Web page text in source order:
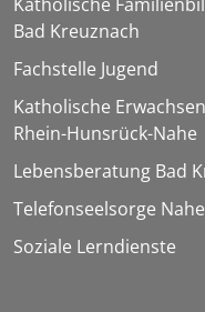
Bad Kreuznach
Fachstelle Jugend
Katholische
Rhein-Hunsrück-Nahe
Lebensberatung Bad
Telefonseelsorge
Soziale Lerndienste